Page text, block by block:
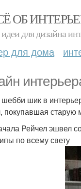
ОБ
для дизайна
для дома
шик в
покупавшая старую
Рейчел эшвел
по всему свету